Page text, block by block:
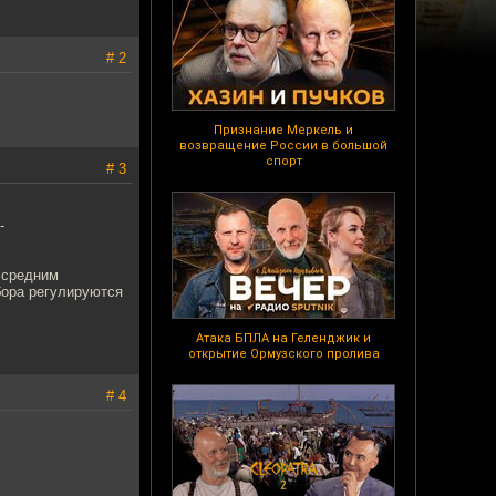
Признание Меркель и
возвращение России в большой
спорт
Атака БПЛА на Геленджик и
открытие Ормузского пролива
# 2
# 3
регулируются
# 4